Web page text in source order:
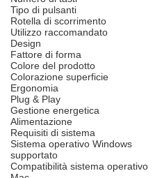
Tipo di pulsanti
Rotella di scorrimento
Utilizzo raccomandato
Design
Fattore di forma
Colore del prodotto
Colorazione superficie
Ergonomia
Plug & Play
Gestione energetica
Alimentazione
Requisiti di sistema
Sistema operativo Windows
supportato
Compatibilità sistema operativo